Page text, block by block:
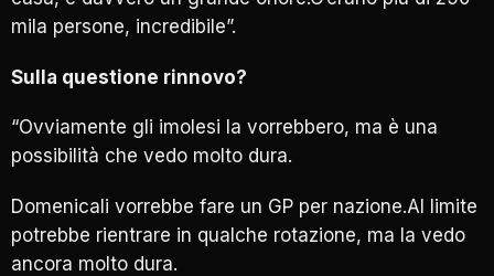
mila persone, incredibile”.
Sulla questione rinnovo?
“Ovviamente gli imolesi la vorrebbero, ma è una
possibilità che vedo molto dura.
Domenicali vorrebbe fare un GP per nazione.Al limite
potrebbe rientrare in qualche rotazione, ma la vedo
ancora molto dura.